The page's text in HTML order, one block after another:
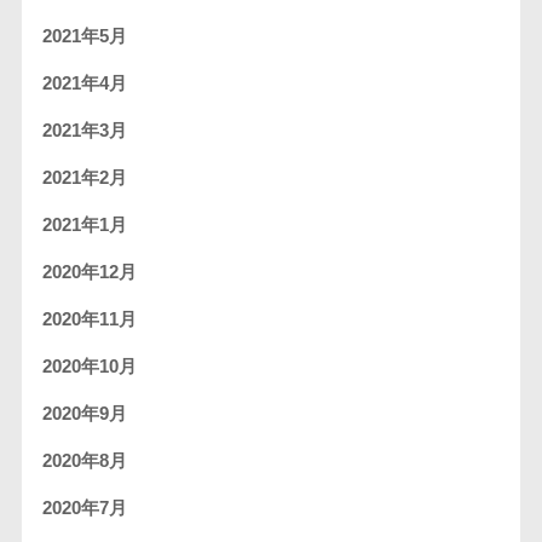
2021年5月
2021年4月
2021年3月
2021年2月
2021年1月
2020年12月
2020年11月
2020年10月
2020年9月
2020年8月
2020年7月